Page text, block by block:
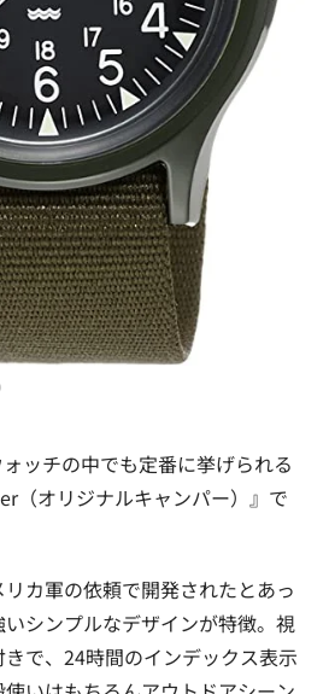
ッチの中でも定番に挙げられる
（オリジナルキャンパー）』で
カ軍の依頼で開発されたとあっ
シンプルなデザインが特徴。視
で、24時間のインデックス表示